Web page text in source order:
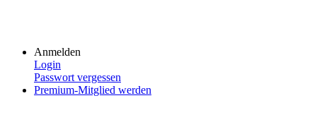
Anmelden
Login
Passwort vergessen
Premium-Mitglied werden